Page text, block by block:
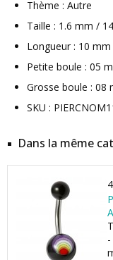
Thème : Autre
Taille : 1.6 mm /
Longueur : 10 mm
Petite boule : 05
Grosse boule : 08
SKU :
Dans la même